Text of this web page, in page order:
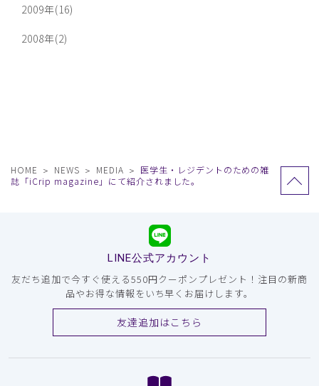
2009年(16)
2008年(2)
HOME NEWS MEDIA
医学生・レジデントのための雑
誌「iCrip magazine」にて紹介されました。
LINE公式アカウント
友だち追加で今すぐ使える550円クーポンプレゼント！注目の新商
品やお得な情報をいち早くお届けします。
友達追加はこちら